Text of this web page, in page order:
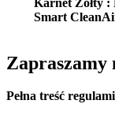
Smart
Zapraszamy
Pełna treść